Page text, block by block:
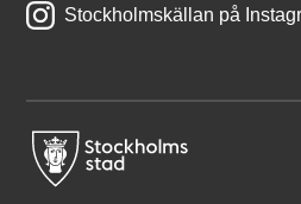
Stockholmskällan på